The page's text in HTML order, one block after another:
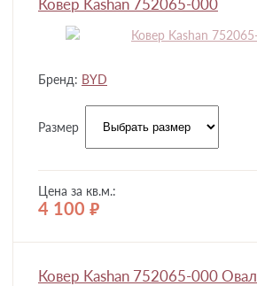
Ковер Kashan 752065-000
Бренд: BYD
Размер
Цена за кв.м.:
4 100 руб.
Ковер Kashan 752065-000 Овал